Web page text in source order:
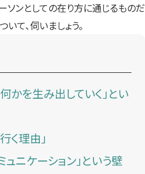
ソンとしての在り方に通じるものだ
て、伺いましょう。
かを生み出していく」とい
く理由」
ュニケーション」という壁